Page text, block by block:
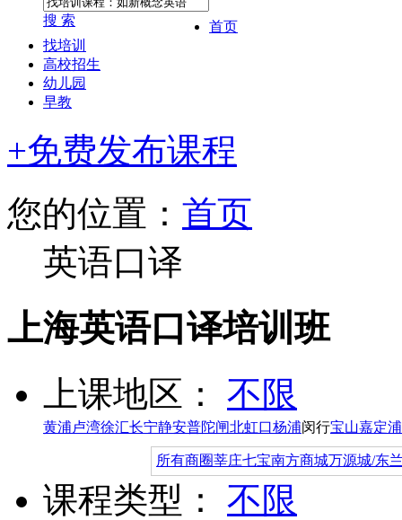
搜 索
首页
找培训
高校招生
幼儿园
早教
+免费发布课程
您的位置： 首页
英语口译
上海英语口译培训班
上课地区： 不限
黄浦卢湾徐汇长宁静安普陀闸北虹口杨浦闵行宝山嘉定
所有商圈莘庄七宝南方商城万源城/东
课程类型：
不限